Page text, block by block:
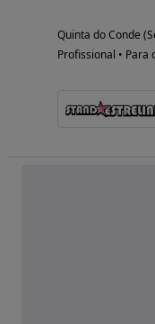
Quinta do Conde
Profissional • Para